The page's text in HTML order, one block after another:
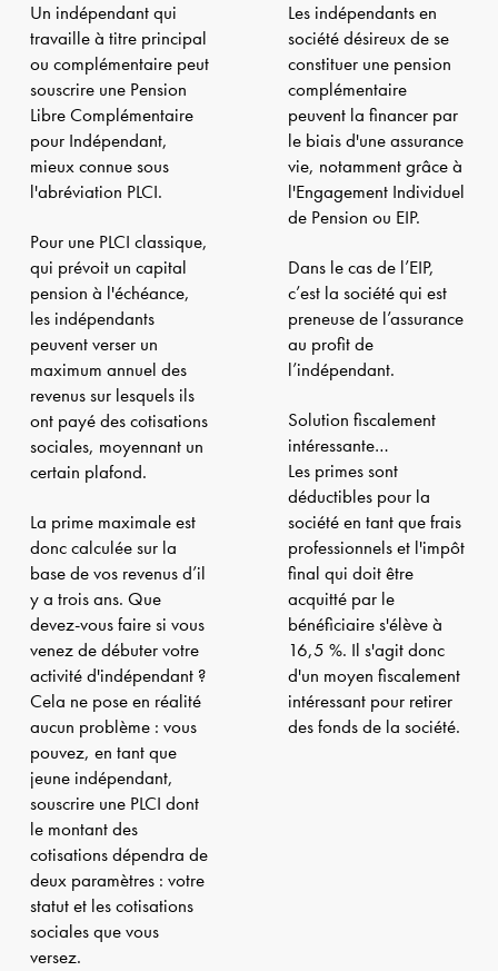
Un indépendant qui
travaille à titre principal
ou complémentaire peut
souscrire une Pension
Libre Complémentaire
pour Indépendant,
mieux connue sous
l'abréviation PLCI.
Pour une PLCI classique,
qui prévoit un capital
pension à l'échéance,
les indépendants
peuvent verser un
maximum annuel des
revenus sur lesquels ils
ont payé des cotisations
sociales, moyennant un
certain plafond.
La prime maximale est
donc calculée sur la
base de vos revenus d’il
y a trois ans. Que
devez-vous faire si vous
venez de débuter votre
activité d'indépendant ?
Cela ne pose en réalité
aucun problème : vous
pouvez, en tant que
jeune indépendant,
souscrire une PLCI dont
le montant des
cotisations dépendra de
deux paramètres : votre
statut et les cotisations
sociales que vous
versez.
Les indépendants en
société désireux de se
constituer une pension
complémentaire
peuvent la financer par
le biais d'une assurance
vie, notamment grâce à
l'Engagement Individuel
de Pension ou EIP.
Dans le cas de l’EIP,
c’est la société qui est
preneuse de l’assurance
au profit de
l’indépendant.
Solution fiscalement
intéressante…
Les primes sont
déductibles pour la
société en tant que frais
professionnels et l'impôt
final qui doit être
acquitté par le
bénéficiaire s'élève à
16,5 %. Il s'agit donc
d'un moyen fiscalement
intéressant pour retirer
des fonds de la société.